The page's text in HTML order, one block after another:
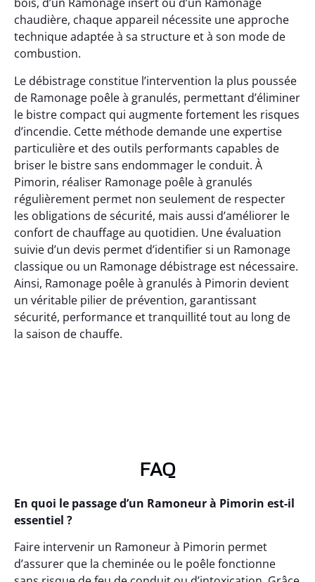
chaudière, chaque appareil nécessite une approche
technique adaptée à sa structure et à son mode de
combustion.
Le débistrage constitue l’intervention la plus poussée
de Ramonage poêle à granulés, permettant d’éliminer
le bistre compact qui augmente fortement les risques
d’incendie. Cette méthode demande une expertise
particulière et des outils performants capables de
briser le bistre sans endommager le conduit. À
Pimorin, réaliser Ramonage poêle à granulés
régulièrement permet non seulement de respecter
les obligations de sécurité, mais aussi d’améliorer le
confort de chauffage au quotidien. Une évaluation
suivie d’un devis permet d’identifier si un Ramonage
classique ou un Ramonage débistrage est nécessaire.
Ainsi, Ramonage poêle à granulés à Pimorin devient
un véritable pilier de prévention, garantissant
sécurité, performance et tranquillité tout au long de
la saison de chauffe.
FAQ
En quoi le passage d’un Ramoneur à Pimorin est-il
essentiel ?
Faire intervenir un Ramoneur à Pimorin permet
d’assurer que la cheminée ou le poêle fonctionne